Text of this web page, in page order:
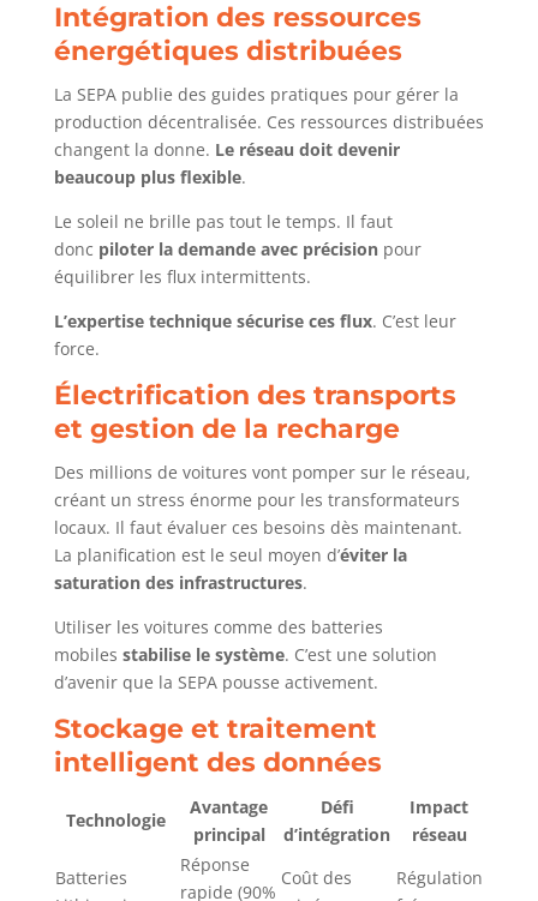
Intégration des ressources
énergétiques distribuées
La SEPA publie des guides pratiques pour gérer la
production décentralisée. Ces ressources distribuées
changent la donne. Le réseau doit devenir
beaucoup plus flexible.
Le soleil ne brille pas tout le temps. Il faut
donc piloter la demande avec précisionpour
équilibrer les flux intermittents.
L’expertise technique sécurise ces flux. C’est leur
force.
Électrification des transports
et gestion de la recharge
Des millions de voitures vont pomper sur le réseau,
créant un stress énorme pour les transformateurs
locaux. Il faut évaluer ces besoins dès maintenant.
La planification est le seul moyen d’éviter la
saturation des infrastructures.
Utiliser les voitures comme des batteries
mobiles stabilise le système. C’est une solution
d’avenir que la SEPA pousse activement.
Stockage et traitement
intelligent des données
Technologie
Avantage
principal
Défi
d’intégration
Impact
réseau
Batteries
Réponse
rapide (90%
Coût des
Régulation